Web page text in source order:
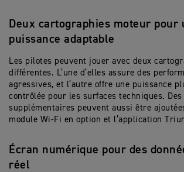
Deux cartographies moteur pour
puissance adaptable
Les pilotes peuvent jouer avec deux
différentes. L’une d’elles assure des
agressives, et l’autre offre une puissance
contrôlée pour les surfaces techniques.
supplémentaires peuvent aussi être
module Wi-Fi en option et l’application
Écran numérique pour des
réel